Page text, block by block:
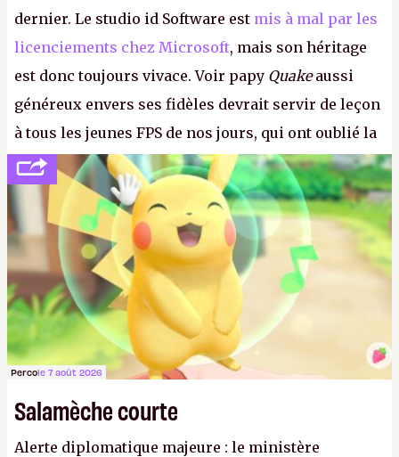
dernier. Le studio id Software est mis à mal par les
licenciements chez Microsoft, mais son héritage
est donc toujours vivace. Voir papy Quakeaussi
généreux envers ses fidèles devrait servir de leçon
à tous les jeunes FPS de nos jours, qui ont oublié la
politesse et le respect envers leurs joueurs et les
anciens. Il leur faudrait une bonne guerre des
consoles à ces petits cons !
Percole 7 août 2026
Salamèche courte
Alerte diplomatique majeure : le ministère